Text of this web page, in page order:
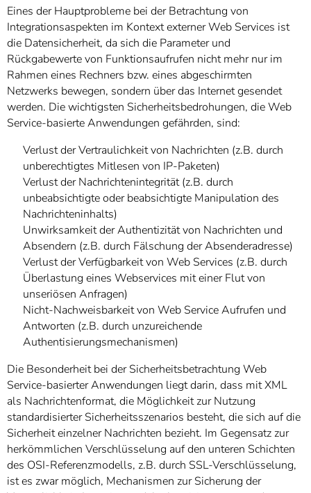
Eines der Hauptprobleme bei der Betrachtung von
Integrationsaspekten im Kontext externer Web Services ist
die Datensicherheit, da sich die Parameter und
Rückgabewerte von Funktionsaufrufen nicht mehr nur im
Rahmen eines Rechners bzw. eines abgeschirmten
Netzwerks bewegen, sondern über das Internet gesendet
werden. Die wichtigsten Sicherheitsbedrohungen, die Web
Service-basierte Anwendungen gefährden, sind:
Verlust der Vertraulichkeit von Nachrichten (z.B. durch
unberechtigtes Mitlesen von IP-Paketen)
Verlust der Nachrichtenintegrität (z.B. durch
unbeabsichtigte oder beabsichtigte Manipulation des
Nachrichteninhalts)
Unwirksamkeit der Authentizität von Nachrichten und
Absendern (z.B. durch Fälschung der Absenderadresse)
Verlust der Verfügbarkeit von Web Services (z.B. durch
Überlastung eines Webservices mit einer Flut von
unseriösen Anfragen)
Nicht-Nachweisbarkeit von Web Service Aufrufen und
Antworten (z.B. durch unzureichende
Authentisierungsmechanismen)
Die Besonderheit bei der Sicherheitsbetrachtung Web
Service-basierter Anwendungen liegt darin, dass mit XML
als Nachrichtenformat, die Möglichkeit zur Nutzung
standardisierter Sicherheitsszenarios besteht, die sich auf die
Sicherheit einzelner Nachrichten bezieht. Im Gegensatz zur
herkömmlichen Verschlüsselung auf den unteren Schichten
des OSI-Referenzmodells, z.B. durch SSL-Verschlüsselung,
ist es zwar möglich, Mechanismen zur Sicherung der